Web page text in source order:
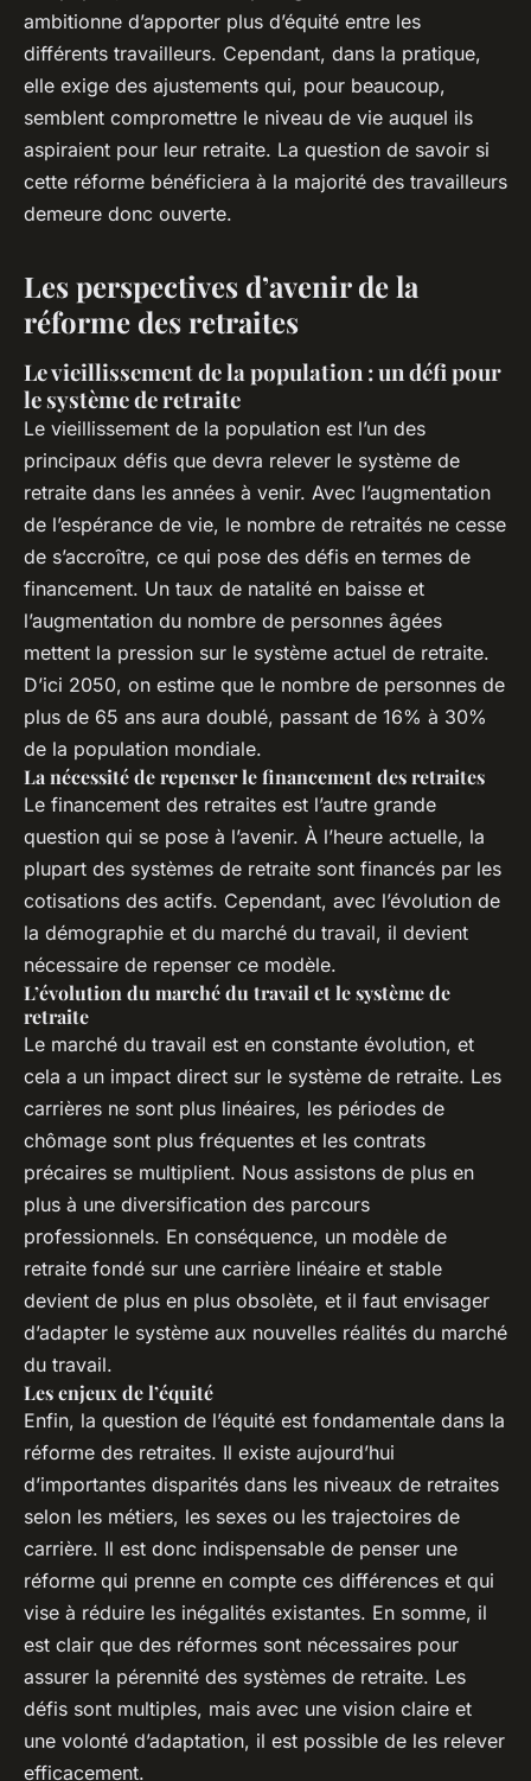
ambitionne d’apporter plus d’équité entre les
différents travailleurs. Cependant, dans la pratique,
elle exige des ajustements qui, pour beaucoup,
semblent compromettre le niveau de vie auquel ils
aspiraient pour leur retraite. La question de savoir si
cette réforme bénéficiera à la majorité des travailleurs
demeure donc ouverte.
Les perspectives d’avenir de la
réforme des retraites
Le vieillissement de la population : un défi pour
le système de retraite
Le vieillissement de la population est l’un des
principaux défis que devra relever le système de
retraite dans les années à venir. Avec l’augmentation
de l’espérance de vie, le nombre de retraités ne cesse
de s’accroître, ce qui pose des défis en termes de
financement. Un taux de natalité en baisse et
l’augmentation du nombre de personnes âgées
mettent la pression sur le système actuel de retraite.
D’ici 2050, on estime que le nombre de personnes de
plus de 65 ans aura doublé, passant de 16% à 30%
de la population mondiale.
La nécessité de repenser le financement des retraites
Le financement des retraites est l’autre grande
question qui se pose à l’avenir. À l’heure actuelle, la
plupart des systèmes de retraite sont financés par les
cotisations des actifs. Cependant, avec l’évolution de
la démographie et du marché du travail, il devient
nécessaire de repenser ce modèle.
L’évolution du marché du travail et le système de
retraite
Le marché du travail est en constante évolution, et
cela a un impact direct sur le système de retraite. Les
carrières ne sont plus linéaires, les périodes de
chômage sont plus fréquentes et les contrats
précaires se multiplient. Nous assistons de plus en
plus à une diversification des parcours
professionnels. En conséquence, un modèle de
retraite fondé sur une carrière linéaire et stable
devient de plus en plus obsolète, et il faut envisager
d’adapter le système aux nouvelles réalités du marché
du travail.
Les enjeux de l’équité
Enfin, la question de l’équité est fondamentale dans la
réforme des retraites. Il existe aujourd’hui
d’importantes disparités dans les niveaux de retraites
selon les métiers, les sexes ou les trajectoires de
carrière. Il est donc indispensable de penser une
réforme qui prenne en compte ces différences et qui
vise à réduire les inégalités existantes. En somme, il
est clair que des réformes sont nécessaires pour
assurer la pérennité des systèmes de retraite. Les
défis sont multiples, mais avec une vision claire et
une volonté d’adaptation, il est possible de les relever
efficacement.